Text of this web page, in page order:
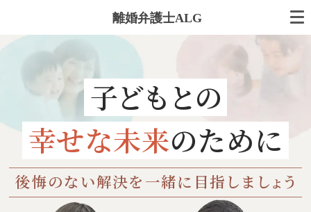
離婚弁護士ALG
子どもとの
幸せな未来のために
後悔のない解決を一緒に目指しま しょう